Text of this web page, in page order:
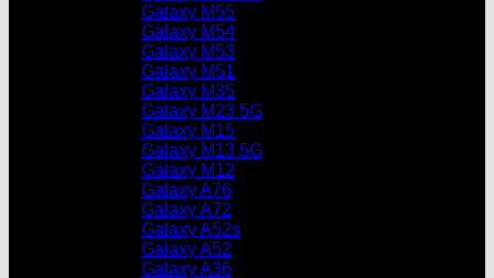
Galaxy M55
Galaxy M54
Galaxy M53
Galaxy M51
Galaxy M35
Galaxy M23 5G
Galaxy M15
Galaxy M13 5G
Galaxy M12
Galaxy A76
Galaxy A72
Galaxy A52s
Galaxy A52
Galaxy A36